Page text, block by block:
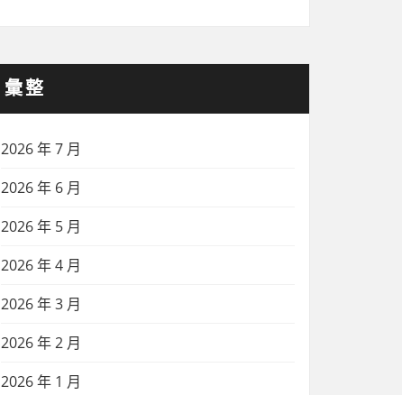
彙整
2026 年 7 月
2026 年 6 月
2026 年 5 月
2026 年 4 月
2026 年 3 月
2026 年 2 月
2026 年 1 月